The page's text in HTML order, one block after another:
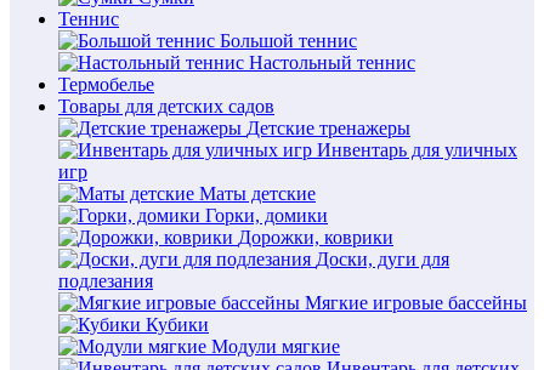
Теннис
Большой теннис
Настольный теннис
Термобелье
Товары для детских садов
Детские тренажеры
Инвентарь для уличных
игр
Маты детские
Горки, домики
Дорожки, коврики
Доски, дуги для
подлезания
Мягкие игровые бассейны
Кубики
Модули мягкие